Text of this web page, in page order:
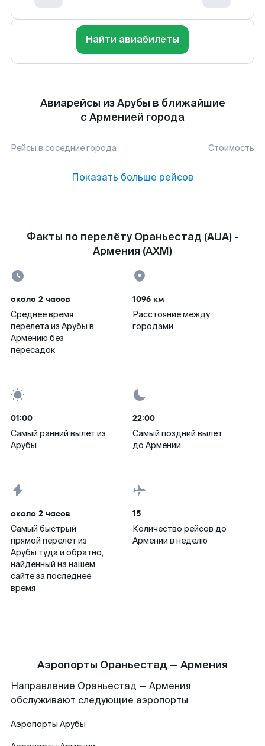
Найти авиабилеты
Авиарейсы из Арубы в ближайшие
с Арменией города
Рейсы в соседние города Стоимость
Показать больше рейсов
Факты по перелёту Ораньестад (AUA) -
Армения (AXM)
около 2 часов
Среднее время
перелета из Арубы в
Армению без
пересадок
1096 км
Расстояние между
городами
01:00
Самый ранний вылет из
Арубы
22:00
Самый поздний вылет
до Армении
около 2 часов
Самый быстрый
прямой перелет из
Арубы туда и обратно,
найденный на нашем
сайте за последнее
время
15
Количество рейсов до
Армении в неделю
Аэропорты Ораньестад — Армения
Направление Ораньестад — Армения
обслуживают следующие аэропорты
Аэропорты Арубы